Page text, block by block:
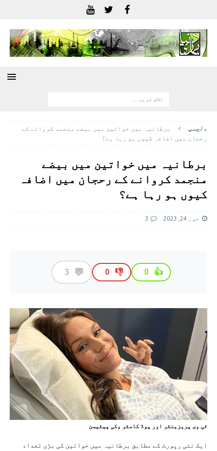
دلچسپ
برطانیہ میں خواتین میں بیضے منجمد کروانے کے
رحجان میں اضافہ کیوں ہو رہا ہے؟
برطانیہ میں خواتین میں بیضے
منجمد کروانے کے رحجان میں اضافہ
کیوں ہو رہا ہے؟
جون 24, 2023 3
👍
0
👎
0
💬
3
ٹی وی پریزینٹر اور پوڈ کاسٹر وکی پیٹیسن
ایک نئی رپورٹ کے مطابق برطانیہ میں خواتین کی بڑی تعداد